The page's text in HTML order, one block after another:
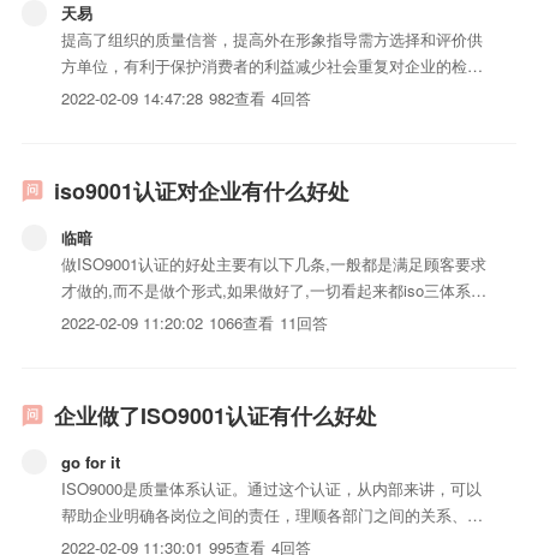
天易
提高了组织的质量信誉，提高外在形象指导需方选择和评价供
方单位，有利于保护消费者的利益减少社会重复对企业的检查
费用...
2022-02-09 14:47:28 982查看 4回答
iso9001认证对企业有什么好处
临暗
做ISO9001认证的好处主要有以下几条,一般都是满足顾客要求
才做的,而不是做个形式,如果做好了,一切看起来都iso三体系认
证化管理,比较规范化,整体面貌都不一样,让人有一种归属感,有
2022-02-09 11:20:02 1066查看 11回答
企业做了ISO9001认证有什么好处
go for it
ISO9000是质量体系认证。通过这个认证，从内部来讲，可以
帮助企业明确各岗位之间的责任，理顺各部门之间的关系、工
作流程，将企业的管理，从懵懂的原始的管理，变成大家都能
2022-02-09 11:30:01 995查看 4回答